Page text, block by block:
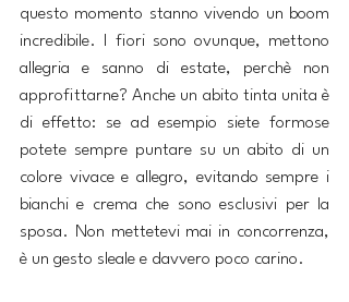
questo momento stanno vivendo un boom
incredibile. I fiori sono ovunque, mettono
allegria e sanno di estate, perchè non
approfittarne? Anche un abito tinta unita è
di effetto: se ad esempio siete formose
potete sempre puntare su un abito di un
colore vivace e allegro, evitando sempre i
bianchi e crema che sono esclusivi per la
sposa. Non mettetevi mai in concorrenza,
è un gesto sleale e davvero poco carino.